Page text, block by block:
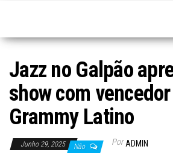
Jazz no Galpão
show com
Grammy Latino
Junho 29, 2025 Não Por ADMIN